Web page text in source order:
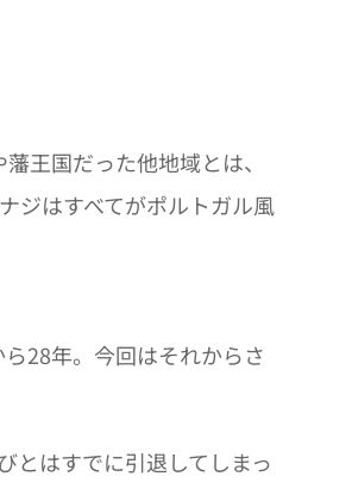
王国だった他地域とは、
ジはすべてがポルトガル風
28年。今回はそれからさ
とはすでに引退してしまっ